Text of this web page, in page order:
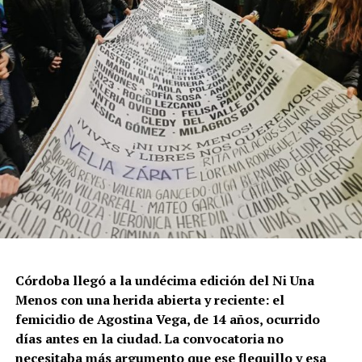
La violencia por odio hacia el colectivo LGBT+ se
intensificó en un contexto de desmantelamiento de
políticas públicas, vaciamiento de organismos de
protección, paralización de la agenda legislativa en
materia de derechos y consolidación de discursos
fascistas que estigmatizan a la diversidad.
Para María Rachid, titular del Instituto contra la
Discriminación de la Ciudad de Buenos Aires e
integrante de la Federación Argentina LGBT+
(FALGBT), el drástico aumento de estos crímenes en
Argentina no puede separarse de los discursos de odio
que provienen del gobierno nacional. “Tanto el
de manera violenta y discriminatoria hacia la comunidad
LGBT en general y, principalmente, hacia la comunidad
trans”, describe Rachid. “Y eso –agrega– genera mayor
violencia y discriminación en la vida cotidiana. Esos
discursos terminan legitimando, avalando y fomentando
Córdoba llegó a la undécima edición del Ni Una
Menos con una herida abierta y reciente: el
femicidio de Agostina Vega, de 14 años, ocurrido
días antes en la ciudad. La convocatoria no
necesitaba más argumento que ese flequillo y esa